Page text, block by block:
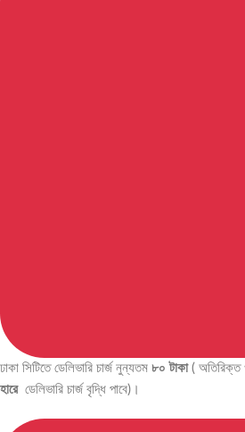
ঢাকা সিটিতে ডেলিভারি চার্জ নুন্যতম ৮০ টাকা( অতিরিক্ত
হারে ডেলিভারি চার্জ বৃদ্ধি পাবে)।